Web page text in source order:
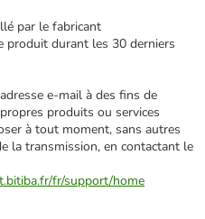
par le fabricant
produit durant les 30 derniers
e‑mail à des fins de
produits ou services
à tout moment, sans autres
la transmission, en contactant le
fr/support/home